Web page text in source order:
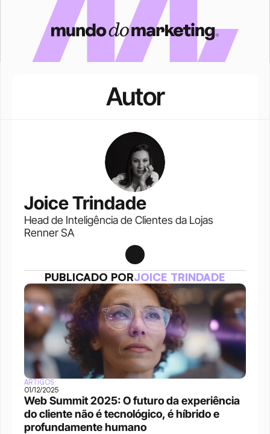
Autor
Joice Trindade
Head de Inteligência de Clientes da Lojas
Renner SA
PUBLICADO PORJOICE TRINDADE
ARTIGOS
01/12/2025
Web Summit 2025: O futuro da experiência
do cliente não é tecnológico, é híbrido e
profundamente humano